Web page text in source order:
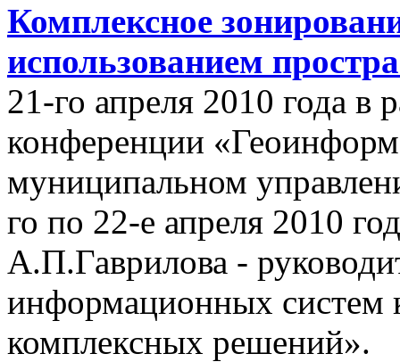
Комплексное
использованием
21-го апреля 2010 года в
конференции
муниципальном
го по 22-е апреля 2010
А.П.Гаврилова -
информационных систем
комплексных решений».